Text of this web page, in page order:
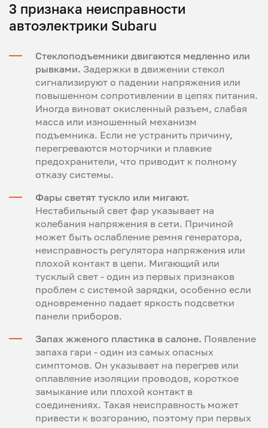
3 признака неисправности
автоэлектрики Subaru
Стеклоподъемники двигаются медленно или
рывками. Задержки в движении стекол
сигнализируют о падении напряжения или
повышенном сопротивлении в цепях питания.
Иногда виноват окисленный разъем, слабая
масса или изношенный механизм
подъемника. Если не устранить причину,
перегреваются моторчики и плавкие
предохранители, что приводит к полному
отказу системы.
Фары светят тускло или мигают.
Нестабильный свет фар указывает на
колебания напряжения в сети. Причиной
может быть ослабление ремня генератора,
неисправность регулятора напряжения или
плохой контакт в цепи. Мигающий или
тусклый свет - один из первых признаков
проблем с системой зарядки, особенно если
одновременно падает яркость подсветки
панели приборов.
Запах жженого пластика в салоне. Появление
запаха гари - один из самых опасных
симптомов. Он указывает на перегрев или
оплавление изоляции проводов, короткое
замыкание или плохой контакт в
соединениях. Такая неисправность может
привести к возгоранию, поэтому при первых